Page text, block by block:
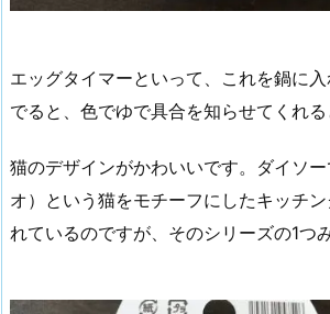
エッグタイマーといって、これを鍋に
でると、色でゆで具合を知らせてくれる
猫のデザインがかわいいです。ダイソ
オ）という猫をモチーフにしたキッチ
れているのですが、そのシリーズの1つ